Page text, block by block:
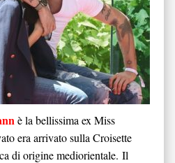
è la bellissima ex Miss
era arrivato sulla Croisette
di origine mediorientale. Il